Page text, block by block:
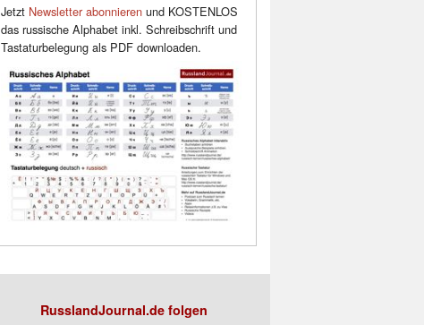
Jetzt Newsletter abonnierenund KOSTENLOS
das russische Alphabet inkl. Schreibschrift und
Tastaturbelegung als PDF downloaden.
RusslandJournal.de folgen